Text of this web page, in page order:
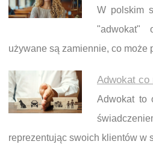
W polskim
"adwokat"
używane są zamiennie, co
Adwokat co
Adwokat to
reprezentując swoich klientów w